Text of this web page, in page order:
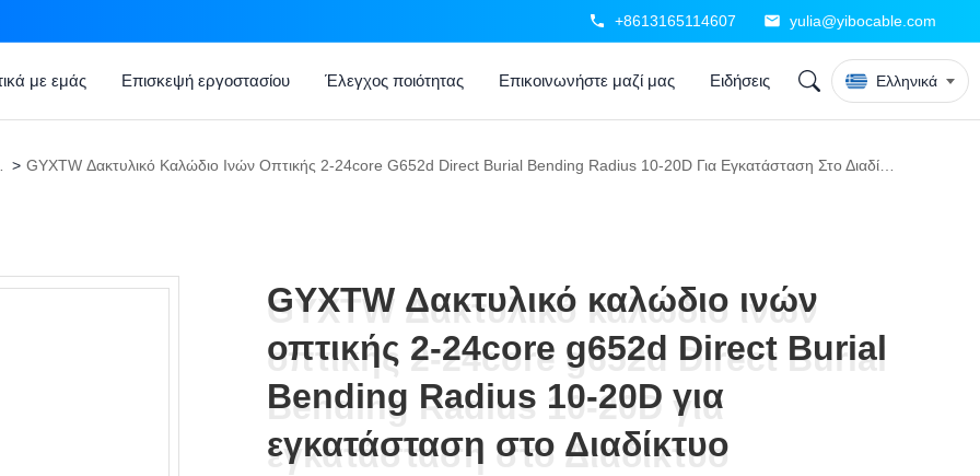
+8613165114607 yulia@yibocable.com
με εμάς Επισκεψή εργοστασίου Έλεγχος ποιότητας Επικοινωνήστε μαζί μας Ειδήσεις Ελληνικά
> GYXTW Δακτυλικό Καλώδιο Ινών Οπτικής 2-24core G652d Direct Burial Bending Radius 10-20D Για Εγκατάσταση Στο Διαδίκτυο
GYXTW Δακτυλικό καλώδιο ινών
οπτικής 2-24core g652d Direct Burial
Bending Radius 10-20D για
εγκατάσταση στο Διαδίκτυο
GYXTW Δακτυλικό καλώδιο ινών
οπτικής 2-24core g652d Direct Burial
Bending Radius 10-20D για
εγκατάσταση στο Διαδίκτυο